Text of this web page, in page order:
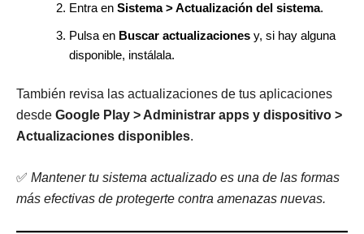
Entra en Sistema > Actualización del sistema.
Pulsa en Buscar actualizaciones y, si hay alguna
disponible, instálala.
También revisa las actualizaciones de tus aplicaciones
desde Google Play > Administrar apps y dispositivo >
Actualizaciones disponibles.
✅ Mantener tu sistema actualizado es una de las formas
más efectivas de protegerte contra amenazas nuevas.